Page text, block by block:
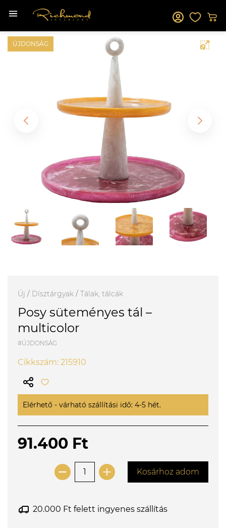
ÚJDONSÁG
Új / Dísztárgyak / Tálak, tálcák
Posy süteményes tál –
multicolor
#ÚJDONSÁG
Cikkszám: 215910
Elérhető - várható szállítási idő: 4-5 hét.
91.400 Ft
Kosárhoz adom
20.000 Ft felett ingyenes szállítás